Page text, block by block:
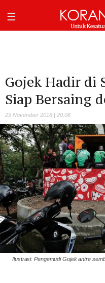
Gojek Hadir di
Siap Bersaing
29 November 2018 | 20:08
Ilustrasi: Pengemudi Gojek antre